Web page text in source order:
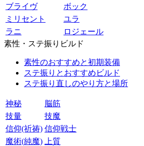
ブライヴ
ボック
ミリセント
ユラ
ラニ
ロジェール
素性・ステ振りビルド
素性のおすすめと初期装備
ステ振りとおすすめビルド
ステ振り直しのやり方と場所
神秘
脳筋
技量
技魔
信仰(祈祷) 信仰戦士
魔術(純魔)
上質